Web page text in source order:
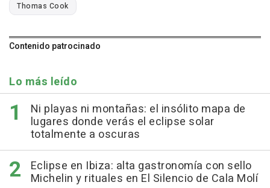
Thomas Cook
Contenido patrocinado
Lo más leído
Ni playas ni montañas: el insólito mapa de
lugares donde verás el eclipse solar
totalmente a oscuras
Eclipse en Ibiza: alta gastronomía con sello
Michelin y rituales en El Silencio de Cala Molí